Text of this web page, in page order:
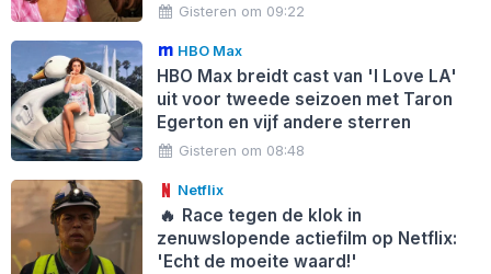
Gisteren om 09:22
HBO Max
HBO Max breidt cast van 'I Love LA'
uit voor tweede seizoen met Taron
Egerton en vijf andere sterren
Gisteren om 08:48
Netflix
🔥 Race tegen de klok in
zenuwslopende actiefilm op Netflix:
'Echt de moeite waard!'